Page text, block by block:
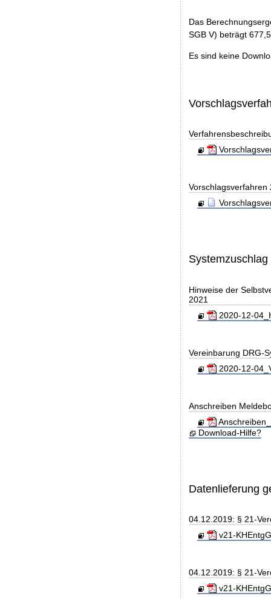
Das
SGB V) beträgt
Es sind keine
Systemzuschlag
Hinweise der
2021
2020-12-
Vereinbarung DRG-
2020-12-
Anschreiben
Download-Hilfe?
Datenlieferung
04.12.2019: § 21-
v21-
04.12.2019: § 21-
v21-